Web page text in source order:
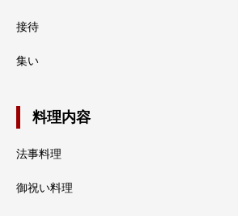
接待
集い
料理内容
法事料理
御祝い料理